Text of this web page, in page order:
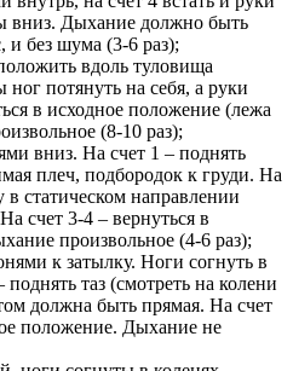
вниз. Дыхание должно быть
и без шума (3-6 раз);
вдоль туловища
потянуть на себя, а руки
в исходное положение (лежа
(8-10 раз);
вниз. На счет 1 – поднять
плеч, подбородок к груди. На
в статическом направлении
счет 3-4 – вернуться в
произвольное (4-6 раз);
к затылку. Ноги согнуть в
таз (смотреть на колени
должна быть прямая. На счет
положение. Дыхание не